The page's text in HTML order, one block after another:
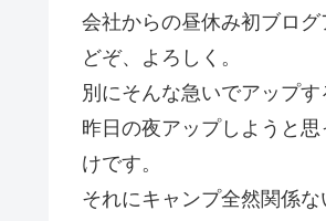
会社からの昼休み初ブログ
どぞ、よろしく。
別にそんな急いでアップす
昨日の夜アップしようと
けです。
それにキャンプ全然関係な